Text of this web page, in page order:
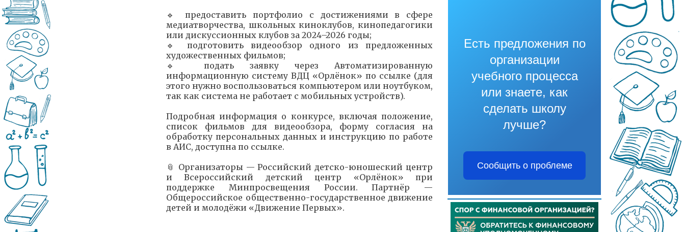
🔹 предоставить портфолио с достижениями в сфере
медиатворчества, школьных киноклубов, кинопедагогики
или дискуссионных клубов за 2024–2026 годы;
🔹 подготовить видеообзор одного из предложенных
художественных фильмов;
🔹 подать заявку через Автоматизированную
информационную систему ВДЦ «Орлёнок» по ссылке (для
этого нужно воспользоваться компьютером или ноутбуком,
так как система не работает с мобильных устройств).
Подробная информация о конкурсе, включая положение,
список фильмов для видеообзора, форму согласия на
обработку персональных данных и инструкцию по работе
в АИС, доступна по ссылке.
📎 Организаторы — Российский детско-юношеский центр
и Всероссийский детский центр «Орлёнок» при
поддержке Минпросвещения России. Партнёр —
Общероссийское общественно-государственное движение
детей и молодёжи «Движение Первых».
Есть предложения по
организации
учебного процесса
или знаете, как
сделать школу
лучше?
Сообщить о проблеме